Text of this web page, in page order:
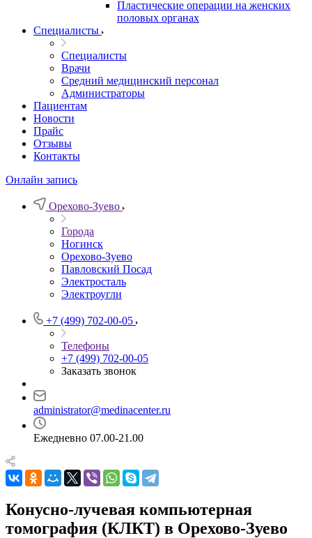
Пластические операции на женских
половых органах
Специалисты
Специалисты
Врачи
Средний медицинский персонал
Администраторы
Пациентам
Новости
Прайс
Отзывы
Контакты
Онлайн запись
Орехово-Зуево
Города
Ногинск
Орехово-Зуево
Павловский Посад
Электросталь
Электроугли
+7 (499) 702-00-05
Телефоны
+7 (499) 702-00-05
Заказать звонок
administrator@medinacenter.ru
Ежедневно 07.00-21.00
Конусно-лучевая компьютерная
томография (КЛКТ) в Орехово-Зуево